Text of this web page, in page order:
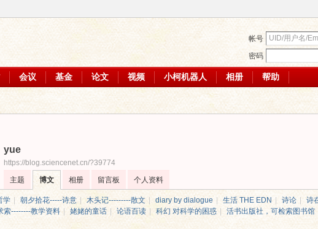
帐号
密码
会议 基金 论文 视频 小柯机器人 相册 帮助
yue
https://blog.sciencenet.cn/?39774
主题
博文 相册 留言板 个人资料
学 朝夕拾花-----诗意 木头记---------散文 | diary by dialogue 生活 THE EDN 诗论 诗
索--------教学资料 姥姥的童话 论语百读 科幻 对科学的困惑 活书出版社，可检索图书馆